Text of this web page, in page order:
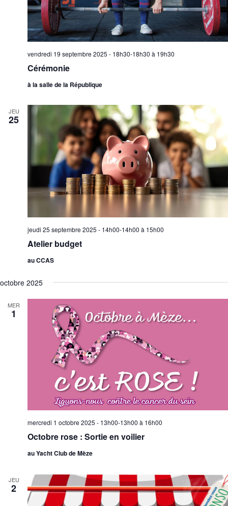
Cérémonie
vendredi 19 septembre 2025 - 18h30-18h30 à 19h30
à la salle de la République
JEU
25
Atelier budget
jeudi 25 septembre 2025 - 14h00-14h00 à 15h00
au CCAS
octobre 2025
MER
1
Octobre rose : Sortie en voilier
mercredi 1 octobre 2025 - 13h00-13h00 à 16h00
au Yacht Club de Mèze
JEU
2